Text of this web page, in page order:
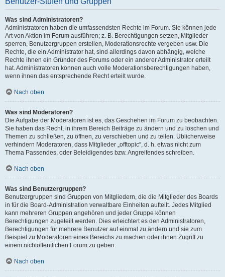
Was sind Administratoren?
Administratoren haben die umfassendsten Rechte im Forum. Sie können jede
Art von Aktion im Forum ausführen; z. B. Berechtigungen setzen, Mitglieder
sperren, Benutzergruppen erstellen, Moderationsrechte vergeben usw. Die
Rechte, die ein Administrator hat, sind allerdings davon abhängig, welche
Rechte ihnen ein Gründer des Forums oder ein anderer Administrator erteilt
hat. Administratoren können auch volle Moderationsberechtigungen haben,
wenn ihnen das entsprechende Recht erteilt wurde.
Nach oben
Was sind Moderatoren?
Die Aufgabe der Moderatoren ist es, das Geschehen im Forum zu beobachten.
Sie haben das Recht, in ihrem Bereich Beiträge zu ändern und zu löschen und
Themen zu schließen, zu öffnen, zu verschieben und zu teilen. Üblicherweise
verhindern Moderatoren, dass Mitglieder „offtopic“, d. h. etwas nicht zum
Thema Passendes, oder Beleidigendes bzw. Angreifendes schreiben.
Nach oben
Was sind Benutzergruppen?
Benutzergruppen sind Gruppen von Mitgliedern, die die Mitglieder des Boards
in für die Board-Administration verwaltbare Einheiten aufteilt. Jedes Mitglied
kann mehreren Gruppen angehören und jeder Gruppe können
Berechtigungen zugeteilt werden. Dies erleichtert es den Administratoren,
Berechtigungen für mehrere Benutzer auf einmal zu ändern und sie zum
Beispiel zu Moderatoren eines Bereichs zu machen oder ihnen Zugriff zu
einem nichtöffentlichen Forum zu geben.
Nach oben